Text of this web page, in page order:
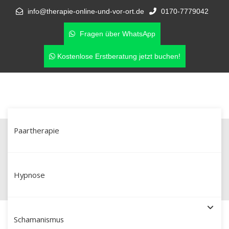
info@therapie-online-und-vor-ort.de 0170-7779042
Fragen über WhatsApp
Kostenlose Erstberatung jetzt buchen!
Paartherapie
Hypnose
Schamanismus
Meppen & online als Neuanfang